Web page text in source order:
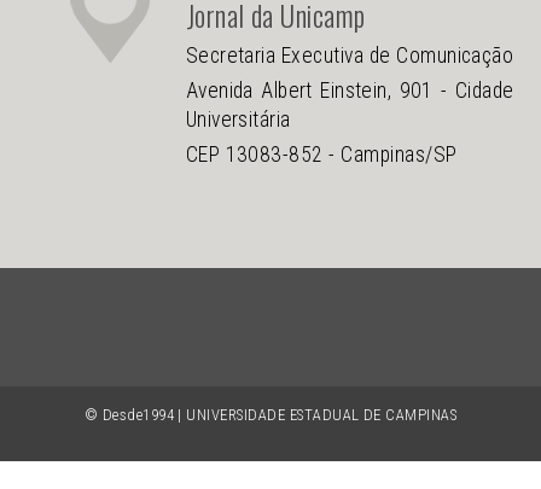
© Desde1994 | UNIVERSIDADE ESTADUAL DE CAMPINAS
Jornal da Unicamp
Secretaria Executiva de Comunicação
Avenida Albert Einstein, 901 - Cidade
Universitária
CEP 13083-852 - Campinas/SP